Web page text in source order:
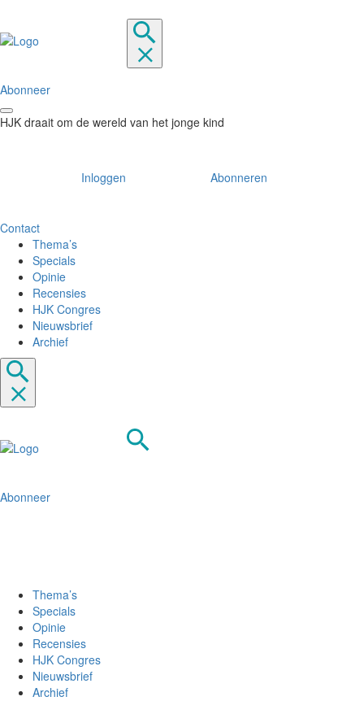
Abonneer
HJK draait om de wereld van het jonge kind
Inloggen Abonneren
Contact
Thema’s
Specials
Opinie
Recensies
HJK Congres
Nieuwsbrief
Archief
Abonneer
Thema’s
Specials
Opinie
Recensies
HJK Congres
Nieuwsbrief
Archief